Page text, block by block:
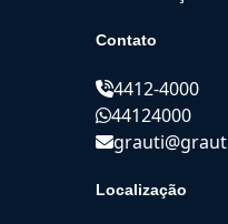
Contato
4412-4000
44124000
Localização